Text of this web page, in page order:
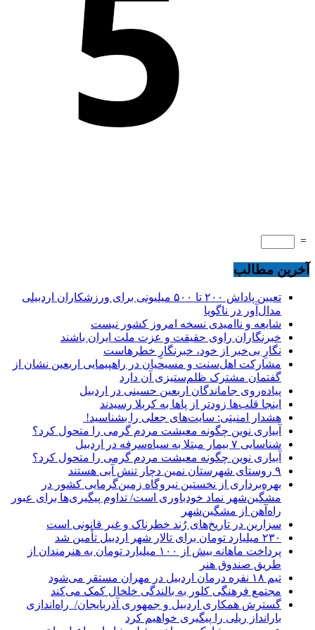
=
آخرین مطالب
تعیین پاداش ۲۰۰ تا ۵۰۰ میلیونی برای ورزشکاران اردبیلی
مدال‌آور در ناگویا
شایعه و ناامیدی نسخه امروز کشور نیست
خبرنگاران راوی حقیقت و عزت ملت ایران باشند
نگارِ بی‌خبر از خود، خبرنگارِ خطرهاست
مشارکت اهل‌سنت و مسیحیان در راهپیمایی اربعین نشان از
گفتمان مشترک ظلم‌ستیزی آن دارد
پیاده‌روی جاماندگان اربعین حسینی در اردبیل
اینجا قلب‌ها زودتر از پاها به کربلا رسیدند
هشدار امنیتی: سایت‌های جعلی را بشناسید!
آبیاری نوین چگونه معیشت مردم گرمی را متحول کرد؟
شناسایی ۷ بیمار مبتلا به سیاه‌سرفه در اردبیل
آبیاری نوین چگونه معیشت مردم گرمی را متحول کرد؟
۹ روستای شهرستان نمین دچار تنش آبی هستند
بهره‌برداری از نخستین نیروگاه زمین‌گرمایی کشور در
مشگین‌شهر نماد خودباوری است/ تداوم پیگیری‌ها برای عبور
راه‌آهن از مشگین‌شهر
سزارین در تاریخ‌های رُند خطرناک و غیر قانونی است
۲۳۰ میلیارد تومان برای تالار شهر اردبیل تأمین شد
پرداخت ماهانه بیش از ۱۰۰ میلیارد تومان به هنرمندان از
طریق صندوق هنر
تیم ۱۸ نفره درمان اردبیل در مهران مستقر می‌شود
مجتمع فرهنگی کلور به بالندگی خلخال کمک می‌کند
گسترش همکاری اردبیل و جمهوری آذربایجان/ راه‌اندازی
بارانداز ریلی را پیگیری خواهیم کرد